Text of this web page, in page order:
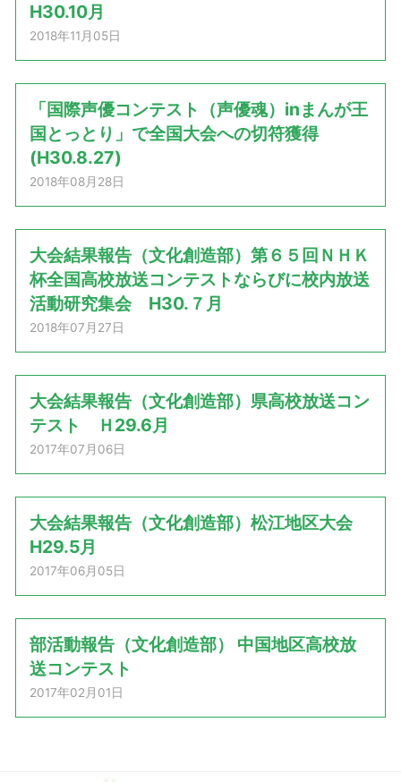
H30.10月
2018年11月05日
「国際声優コンテスト（声優魂）inまんが王
国とっとり」で全国大会への切符獲得
(H30.8.27)
2018年08月28日
大会結果報告（文化創造部）第６５回ＮＨＫ
杯全国高校放送コンテストならびに校内放送
活動研究集会 H30.７月
2018年07月27日
大会結果報告（文化創造部）県高校放送コン
テスト Ｈ29.6月
2017年07月06日
大会結果報告（文化創造部）松江地区大会
H29.5月
2017年06月05日
部活動報告（文化創造部） 中国地区高校放
送コンテスト
2017年02月01日